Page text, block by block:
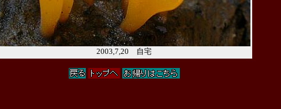
2003,7,20 自宅